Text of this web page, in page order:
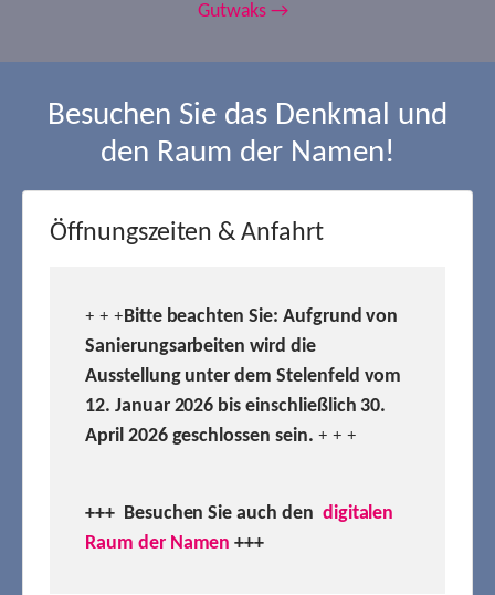
Gutwaks →
Besuchen Sie das Denkmal und
den Raum der Namen!
Öffnungszeiten & Anfahrt
+ + +Bitte beachten Sie: Aufgrund von
Sanierungsarbeiten wird die
Ausstellung unter dem Stelenfeld vom
12. Januar 2026 bis einschließlich 30.
April 2026 geschlossen sein. + + +
+++ Besuchen Sie auch den digitalen
Raum der Namen +++